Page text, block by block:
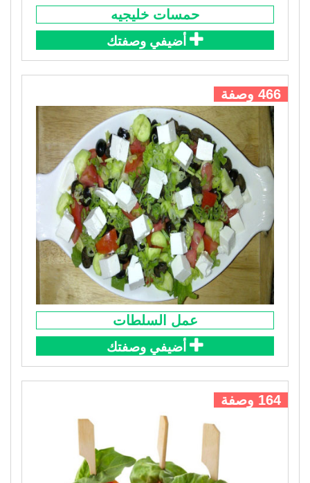
حمسات خليجيه
أضيفي وصفتك
466 وصفة
عمل السلطات
أضيفي وصفتك
164 وصفة